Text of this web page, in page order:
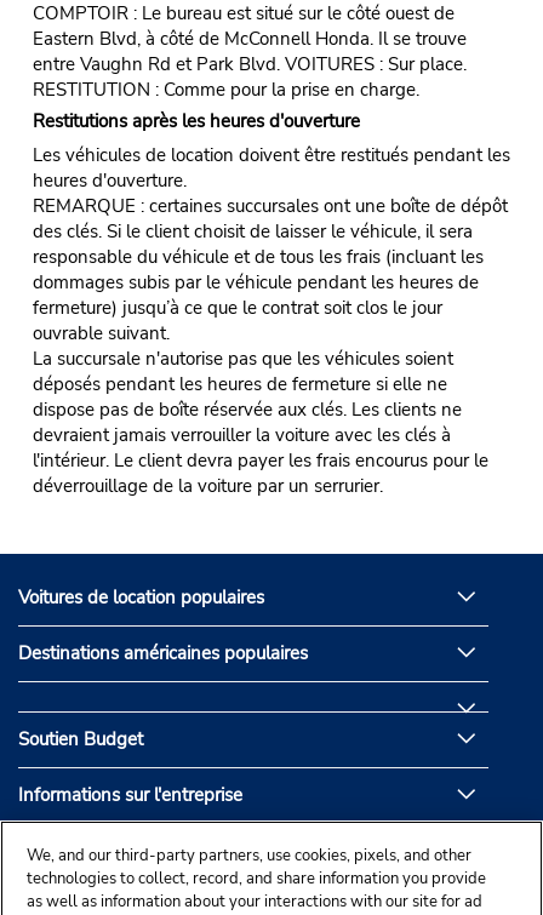
COMPTOIR : Le bureau est situé sur le côté ouest de
Eastern Blvd, à côté de McConnell Honda. Il se trouve
entre Vaughn Rd et Park Blvd. VOITURES : Sur place.
RESTITUTION : Comme pour la prise en charge.
Restitutions après les heures d'ouverture
Les véhicules de location doivent être restitués pendant les
heures d'ouverture.
REMARQUE : certaines succursales ont une boîte de dépôt
des clés. Si le client choisit de laisser le véhicule, il sera
responsable du véhicule et de tous les frais (incluant les
dommages subis par le véhicule pendant les heures de
fermeture) jusqu’à ce que le contrat soit clos le jour
ouvrable suivant.
La succursale n'autorise pas que les véhicules soient
déposés pendant les heures de fermeture si elle ne
dispose pas de boîte réservée aux clés. Les clients ne
devraient jamais verrouiller la voiture avec les clés à
l'intérieur. Le client devra payer les frais encourus pour le
déverrouillage de la voiture par un serrurier.
Voitures de location populaires
Destinations américaines populaires
Soutien Budget
Informations sur l'entreprise
Partenaires de Budget
We, and our third-party partners, use cookies, pixels, and other
technologies to collect, record, and share information you provide
as well as information about your interactions with our site for ad